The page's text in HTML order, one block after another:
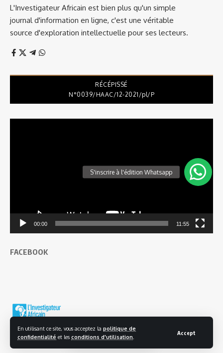
En utilisant ce site, vous acceptez la politique de
confidentialité et les conditions d'utilisation
Accept
L'Investigateur Africain est bien plus qu'un simple
journal d'information en ligne, c'est une véritable
source d'exploration intellectuelle pour ses lecteurs.
RÉCÉPISSÉ
N°0039/HAAC/12-2021/pl/P
00:00 11:55
FACEBOOK
© 2025 L'investigateur Africain | Tous droits réservés